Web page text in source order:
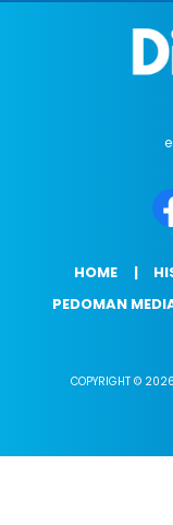
HOME
PEDOMAN
COPYRIGHT ©